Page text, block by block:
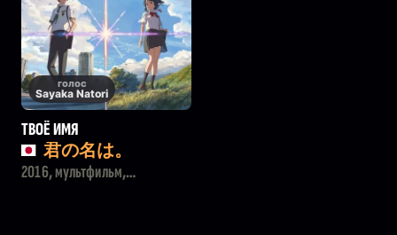
голос
Sayaka Natori
ТВОЁ ИМЯ
君の名は。
2016, мультфильм,